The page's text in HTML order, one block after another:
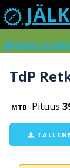
KIRJAUDU
TdP
MTB Pituus